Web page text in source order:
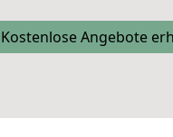
Kostenlose Angebote